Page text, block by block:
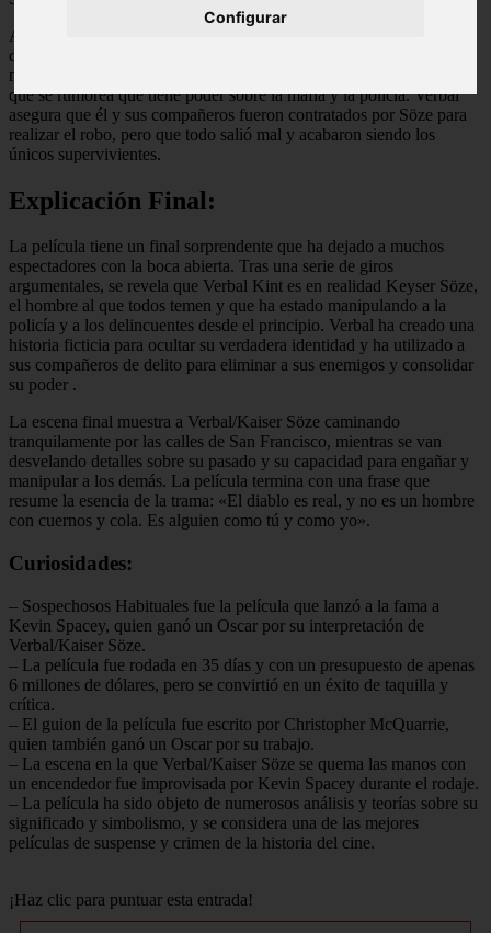
Configurar
A medida que Verbal va contando su versión de los hechos, se van
desvelando detalles sobre la organización criminal liderada por el
misterioso Keyser Söze, un hombre al que nadie ha visto nunca y
que se rumorea que tiene poder sobre la mafia y la policía. Verbal
asegura que él y sus compañeros fueron contratados por Söze para
realizar el robo, pero que todo salió mal y acabaron siendo los
únicos supervivientes.
Explicación Final:
La película tiene un final sorprendente que ha dejado a muchos
espectadores con la boca abierta. Tras una serie de giros
argumentales, se revela que Verbal Kint es en realidad Keyser Söze,
el hombre al que todos temen y que ha estado manipulando a la
policía y a los delincuentes desde el principio. Verbal ha creado una
historia ficticia para ocultar su verdadera identidad y ha utilizado a
sus compañeros de delito para eliminar a sus enemigos y consolidar
su poder .
La escena final muestra a Verbal/Kaiser Söze caminando
tranquilamente por las calles de San Francisco, mientras se van
desvelando detalles sobre su pasado y su capacidad para engañar y
manipular a los demás. La película termina con una frase que
resume la esencia de la trama: «El diablo es real, y no es un hombre
con cuernos y cola. Es alguien como tú y como yo».
Curiosidades:
– Sospechosos Habituales fue la película que lanzó a la fama a
Kevin Spacey, quien ganó un Oscar por su interpretación de
Verbal/Kaiser Söze.
– La película fue rodada en 35 días y con un presupuesto de apenas
6 millones de dólares, pero se convirtió en un éxito de taquilla y
crítica.
– El guion de la película fue escrito por Christopher McQuarrie,
quien también ganó un Oscar por su trabajo.
– La escena en la que Verbal/Kaiser Söze se quema las manos con
un encendedor fue improvisada por Kevin Spacey durante el rodaje.
– La película ha sido objeto de numerosos análisis y teorías sobre su
significado y simbolismo, y se considera una de las mejores
películas de suspense y crimen de la historia del cine.
¡Haz clic para puntuar esta entrada!